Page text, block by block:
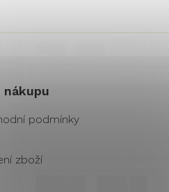
nákupu
podmínky
zboží